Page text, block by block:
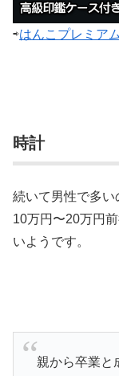
⇨はんこプレミアム
時計
続いて男性で多い
10万円〜20万円
いようです。
親から卒業と